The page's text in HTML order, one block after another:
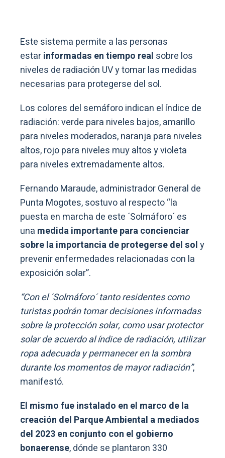
Este sistema permite a las personas
estarinformadas en tiempo real sobre los
niveles de radiación UV y tomar las medidas
necesarias para protegerse del sol.
Los colores del semáforo indican el índice de
radiación: verde para niveles bajos, amarillo
para niveles moderados, naranja para niveles
altos, rojo para niveles muy altos y violeta
para niveles extremadamente altos.
Fernando Maraude, administrador General de
Punta Mogotes, sostuvo al respecto “la
puesta en marcha de este ´Solmáforo´ es
una medida importante para concienciar
sobre la importancia de protegerse del soly
prevenir enfermedades relacionadas con la
exposición solar”.
“Con el ´Solmáforo´ tanto residentes como
turistas podrán tomar decisiones informadas
sobre la protección solar, como usar protector
solar de acuerdo al índice de radiación, utilizar
ropa adecuada y permanecer en la sombra
durante los momentos de mayor radiación”,
manifestó.
El mismo fue instalado en el marco de la
creación del Parque Ambiental a mediados
del 2023 en conjunto con el gobierno
bonaerense, dónde se plantaron 330